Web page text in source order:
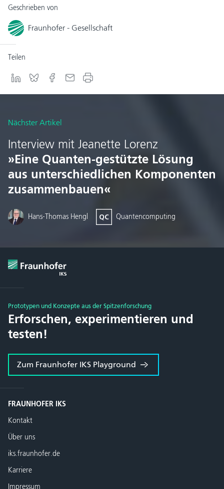
Geschrieben von
Fraunhofer - Gesellschaft
Teilen
Nächster Artikel
Interview mit Jeanette Lorenz
»Eine Quanten-gestützte Lösung
aus unterschiedlichen Komponenten
zusammenbauen«
Hans-Thomas Hengl Quantencomputing
Prototypen und Konzepte aus der Spitzenforschung
Erforschen, experimentieren und
testen!
Zum Fraunhofer IKS Playground
FRAUNHOFER IKS
Kontakt
Über uns
iks.fraunhofer.de
Karriere
Impressum